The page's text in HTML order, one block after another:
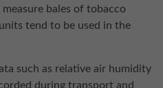
bales of tobacco
tend to be used in the
such as relative air humidity
during transport and